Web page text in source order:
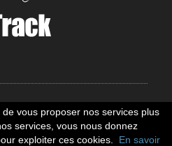
vous proposer nos services plus
services, vous nous donnez
exploiter ces cookies.
En savoir